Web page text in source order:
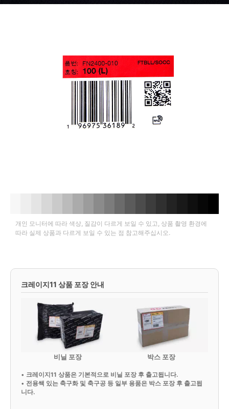
개인 모니터에 따라 색상, 질감이 다르게 보일 수 있고, 상품 촬영 환경에
따라 실제 상품과 다르게 보일 수 있는 점 참고해주십시오.
크레이지11 상품 포장 안내
비닐 포장 박스 포장
• 크레이지11 상품은 기본적으로 비닐 포장 후 출고됩니다.
• 전용쌕 있는 축구화 및 축구공 등 일부 용품은 박스 포장 후 출고됩
니다.